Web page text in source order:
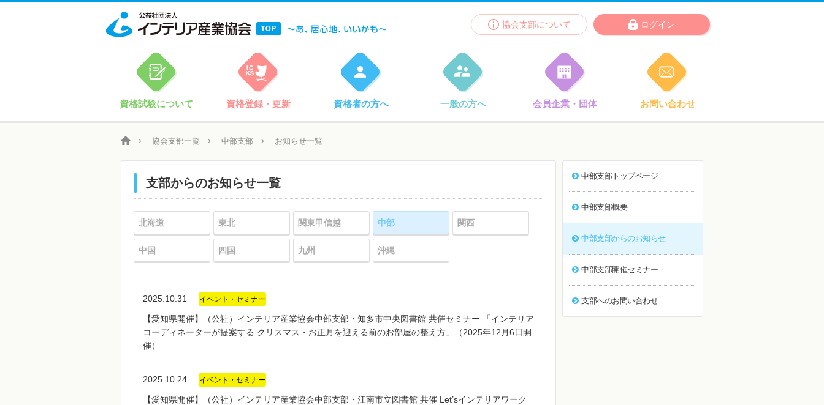
協会支部について ログイン
資格試験について 資格登録・更新 資格者の方へ 一般の方へ 会員企業・団体 お問い合わせ
協会支部一覧 中部支部 お知らせ一覧
支部からのお知らせ一覧
北海道 東北 関東甲信越 中部 関西
中国 四国 九州 沖縄
2025.10.31 イベント・セミナー
【愛知県開催】（公社）インテリア産業協会中部支部・知多市中央図書館 共催セミナー 「インテリア
コーディネーターが提案する クリスマス・お正月を迎える前のお部屋の整え方」（2025年12月6日開
催）
2025.10.24 イベント・セミナー
【愛知県開催】（公社）インテリア産業協会中部支部・江南市立図書館 共催 Let’sインテリアワーク
中部支部トップページ
中部支部概要
中部支部からのお知らせ
中部支部開催セミナー
支部へのお問い合わせ